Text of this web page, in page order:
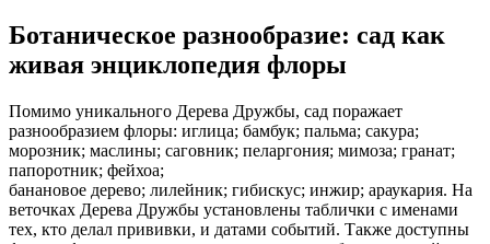
Ботаническое разнообразие: сад как
живая энциклопедия флоры
Помимо уникального Дерева Дружбы, сад поражает
разнообразием флоры: иглица; бамбук; пальма; сакура;
морозник; маслины; саговник; пеларгония; мимоза; гранат;
папоротник; фейхоа;
банановое дерево; лилейник; гибискус; инжир; араукария. На
веточках Дерева Дружбы установлены таблички с именами
тех, кто делал прививки, и датами событий. Также доступны